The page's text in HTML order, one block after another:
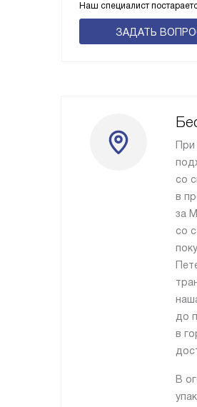
Наш специалист
ЗАДАТЬ
При
со
в
за
со
до
в
В